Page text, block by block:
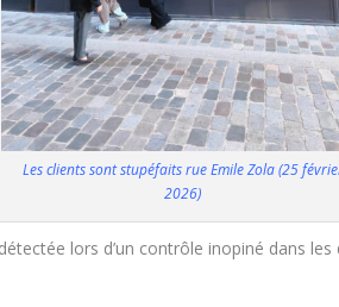
Les clients sont stupéfaits rue Emile Zola (25
2026)
lors d’un contrôle inopiné dans